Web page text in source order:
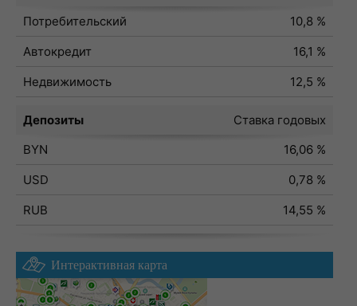
Потребительский
10,8 %
Автокредит
16,1 %
Недвижимость
12,5 %
Депозиты
Ставка годовых
BYN
16,06 %
USD
0,78 %
RUB
14,55 %
Интерактивная карта